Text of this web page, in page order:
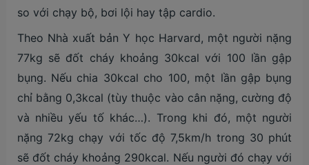
so với chạy bộ, bơi lội hay tập cardio.
Theo Nhà xuất bản Y học Harvard, một người nặng
77kg sẽ đốt cháy khoảng 30kcal với 100 lần gập
bụng. Nếu chia 30kcal cho 100, một lần gập bụng
chỉ bằng 0,3kcal (tùy thuộc vào cân nặng, cường độ
và nhiều yếu tố khác…). Trong khi đó, một người
nặng 72kg chạy với tốc độ 7,5km/h trong 30 phút
sẽ đốt cháy khoảng 290kcal. Nếu người đó chạy với